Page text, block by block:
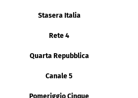
Stasera Italia
Rete 4
Quarta Repubblica
Canale 5
Pomeriggio Cinque